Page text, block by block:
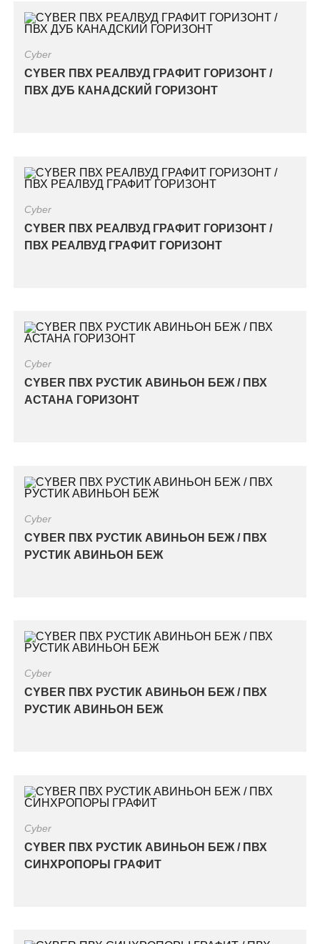
Cyber
CYBER ПВХ РЕАЛВУД ГРАФИТ ГОРИЗОНТ /
ПВХ ДУБ КАНАДСКИЙ ГОРИЗОНТ
Cyber
CYBER ПВХ РЕАЛВУД ГРАФИТ ГОРИЗОНТ /
ПВХ РЕАЛВУД ГРАФИТ ГОРИЗОНТ
Cyber
CYBER ПВХ РУСТИК АВИНЬОН БЕЖ / ПВХ
АСТАНА ГОРИЗОНТ
Cyber
CYBER ПВХ РУСТИК АВИНЬОН БЕЖ / ПВХ
РУСТИК АВИНЬОН БЕЖ
Cyber
CYBER ПВХ РУСТИК АВИНЬОН БЕЖ / ПВХ
РУСТИК АВИНЬОН БЕЖ
Cyber
CYBER ПВХ РУСТИК АВИНЬОН БЕЖ / ПВХ
СИНХРОПОРЫ ГРАФИТ